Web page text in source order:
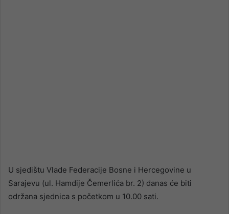
U sjedištu Vlade Federacije Bosne i Hercegovine u
Sarajevu (ul. Hamdije Čemerlića br. 2) danas će biti
održana sjednica s početkom u 10.00 sati.